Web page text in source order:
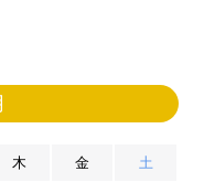
木 金 土